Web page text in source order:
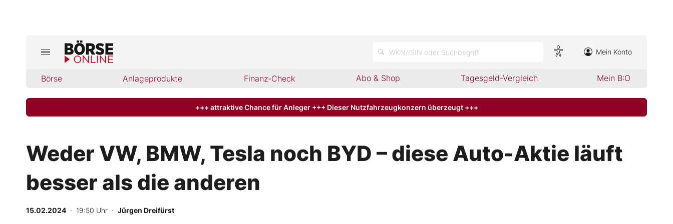
WKN/ISIN oder Suchbegriff Mein Konto
Börse Anlageprodukte Finanz-Check Abo & Shop Tagesgeld-Vergleich Mein B:O
Börse
Abo & Shop
BO-Musterdepots
Experten
+++ attraktive Chance für Anleger +++ Dieser Nutzfahrzeugkonzern überzeugt +++
Weder VW, BMW, Tesla noch BYD – diese Auto-Aktie läuft
besser als die anderen
15.02.2024 · 19:50 Uhr · Jürgen Dreifürst